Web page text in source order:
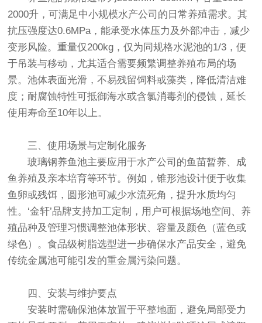
2000升，可满足中小规模水产公司的日常养殖需求。其
抗压强度达0.6MPa，能承受水体压力及外部冲击，减少
变形风险。重量仅200kg，仅为同规格水泥池的1/3，便
于吊装与移动，尤其适合需要频繁调整养殖布局的场
景。池体表面光滑，不易残留饲料或藻类，降低清洁难
度；耐腐蚀特性可抵御海水或含氯消毒剂的侵蚀，延长
使用寿命至10年以上。
三、使用场景与定制化服务
玻璃钢养鱼池主要应用于水产公司的鱼苗暂养、成
鱼养殖及亲本培育等环节。例如，锥形池设计便于收集
鱼卵或残饵，圆形池可减少水流死角，提升水质均匀
性。‘金轩’品牌支持加工定制，用户可根据场地空间、养
殖品种及管理习惯调整池体形状、容量及颜色（蓝色或
绿色）。食品级树脂选型进一步确保水产品安全，避免
传统金属池可能引发的重金属污染问题。
四、安装与维护要点
安装时需确保池体放置于平整地面，避免局部受力